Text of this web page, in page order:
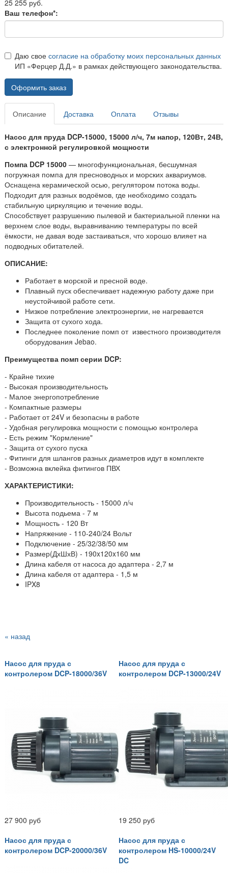
25 255 руб.
Ваш телефон*:
Даю свое согласие на обработку моих персональных данных
ИП «Ферцер Д.Д.» в рамках действующего законодательства.
Оформить заказ
Описание Доставка Оплата Отзывы
Насос для пруда DCP-15000, 15000 л/ч, 7м напор, 120Вт, 24В,
с электронной регулировкой мощности
Помпа DCP 15000 — многофункциональная, бесшумная
погружная помпа для пресноводных и морских аквариумов.
Оснащена керамической осью, регулятором потока воды.
Подходит для разных водоёмов, где необходимо создать
стабильную циркуляцию и течение воды.
Способствует разрушению пылевой и бактериальной пленки на
верхнем слое воды, выравниванию температуры по всей
ёмкости, не давая воде застаиваться, что хорошо влияет на
подводных обитателей.
ОПИСАНИЕ:
Работает в морской и пресной воде.
Плавный пуск обеспечивает надежную работу даже при
неустойчивой работе сети.
Низкое потребление электроэнергии, не нагревается
Защита от сухого хода.
Последнее поколение помп от известного производителя
оборудования Jebao.
Преимущества помп серии DCP:
- Крайне тихие
- Высокая производительность
- Малое энергопотребление
- Компактные размеры
- Работает от 24V и безопасны в работе
- Удобная регулировка мощности с помощью контролера
- Есть режим "Кормление"
- Защита от сухого пуска
- Фитинги для шлангов разных диаметров идут в комплекте
- Возможна вклейка фитингов ПВХ
ХАРАКТЕРИСТИКИ:
Производительность - 15000 л/ч
Высота подьема - 7 м
Мощность - 120 Вт
Напряжение - 110-240/24 Вольт
Подключение - 25/32/38/50 мм
Размер(ДхШхВ) - 190x120x160 мм
Длина кабеля от насоса до адаптера - 2,7 м
Длина кабеля от адаптера - 1,5 м
IPX8
« назад
Насос для пруда с
контролером DCP-18000/36V
27 900 руб
Насос для пруда с
контролером DCP-13000/24V
19 250 руб
Насос для пруда с
контролером DCP-20000/36V
Насос для пруда с
контролером HS-10000/24V
DC